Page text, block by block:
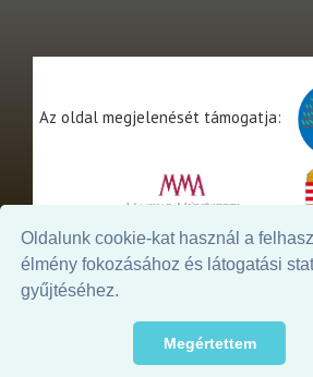
Oldalunk cookie-kat használ a
élmény fokozásához és látogatási
gyűjtéséhez.
Megértettem
Az oldal megjelenését támogatja: